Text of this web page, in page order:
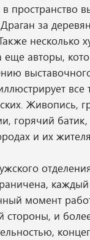
пространство
за
несколько
авторы,
Живопись,
горячий
и их
момент
стороны, и